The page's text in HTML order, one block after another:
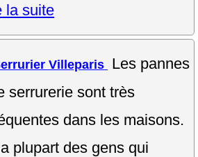
la suite
Villeparis
Les pannes
serrurerie sont très
dans les maisons.
plupart des gens qui